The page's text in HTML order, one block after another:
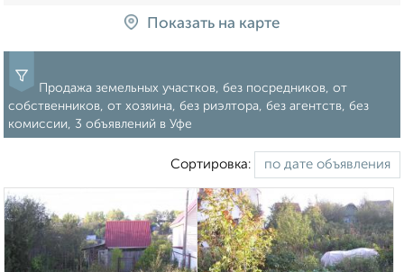
Показать на карте
Продажа земельных участков, без посредников, от
собственников, от хозяина, без риэлтора, без агентств, без
комиссии, 3 объявлений в Уфе
Сортировка: